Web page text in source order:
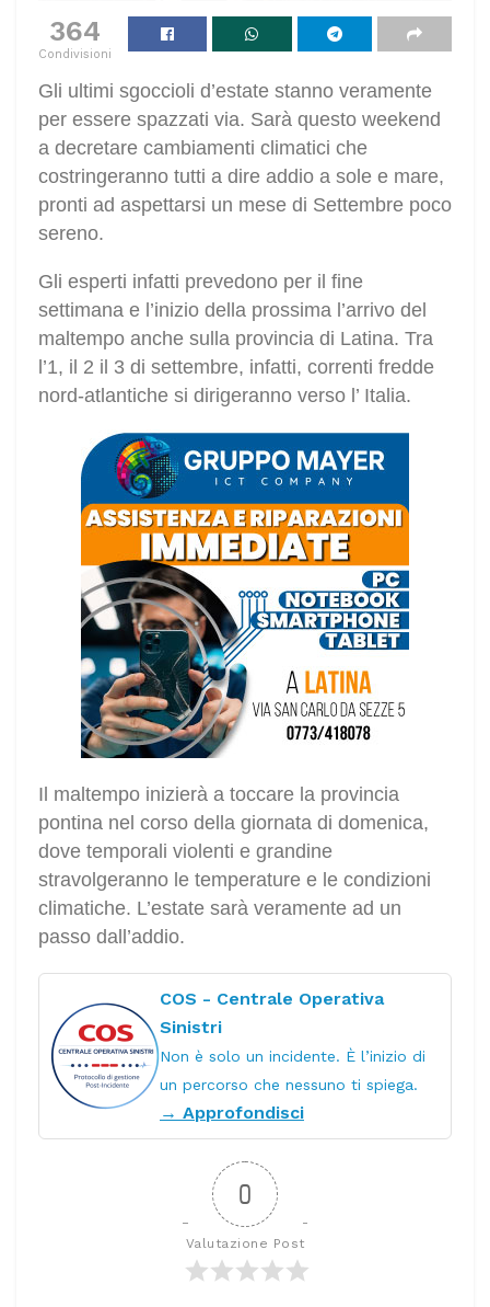
364
Condivisioni
Gli ultimi sgoccioli d’estate stanno veramente
per essere spazzati via. Sarà questo weekend
a decretare cambiamenti climatici che
costringeranno tutti a dire addio a sole e mare,
pronti ad aspettarsi un mese di Settembre poco
sereno.
Gli esperti infatti prevedono per il fine
settimana e l’inizio della prossima l’arrivo del
maltempo anche sulla provincia di Latina. Tra
l’1, il 2 il 3 di settembre, infatti, correnti fredde
nord-atlantiche si dirigeranno verso l’ Italia.
Il maltempo inizierà a toccare la provincia
pontina nel corso della giornata di domenica,
dove temporali violenti e grandine
stravolgeranno le temperature e le condizioni
climatiche. L’estate sarà veramente ad un
passo dall’addio.
COS - Centrale Operativa
Sinistri
Non è solo un incidente. È l’inizio di
un percorso che nessuno ti spiega.
→ Approfondisci
0
Valutazione Post